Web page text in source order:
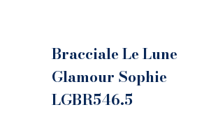
Bracciale Le Lune
Glamour Sophie
LGBR546.5